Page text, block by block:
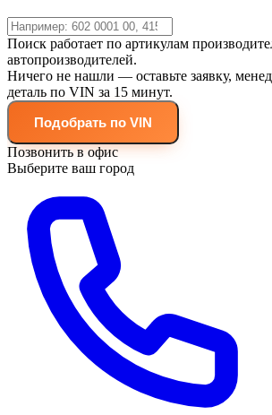
Поиск работает по артикулам
автопроизводителей.
Ничего не нашли — оставьте заявку,
деталь по VIN за 15 минут.
Подобрать по VIN
Позвонить в офис
Выберите ваш город